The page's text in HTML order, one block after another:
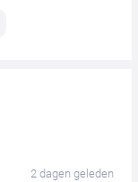
2 dagen geleden